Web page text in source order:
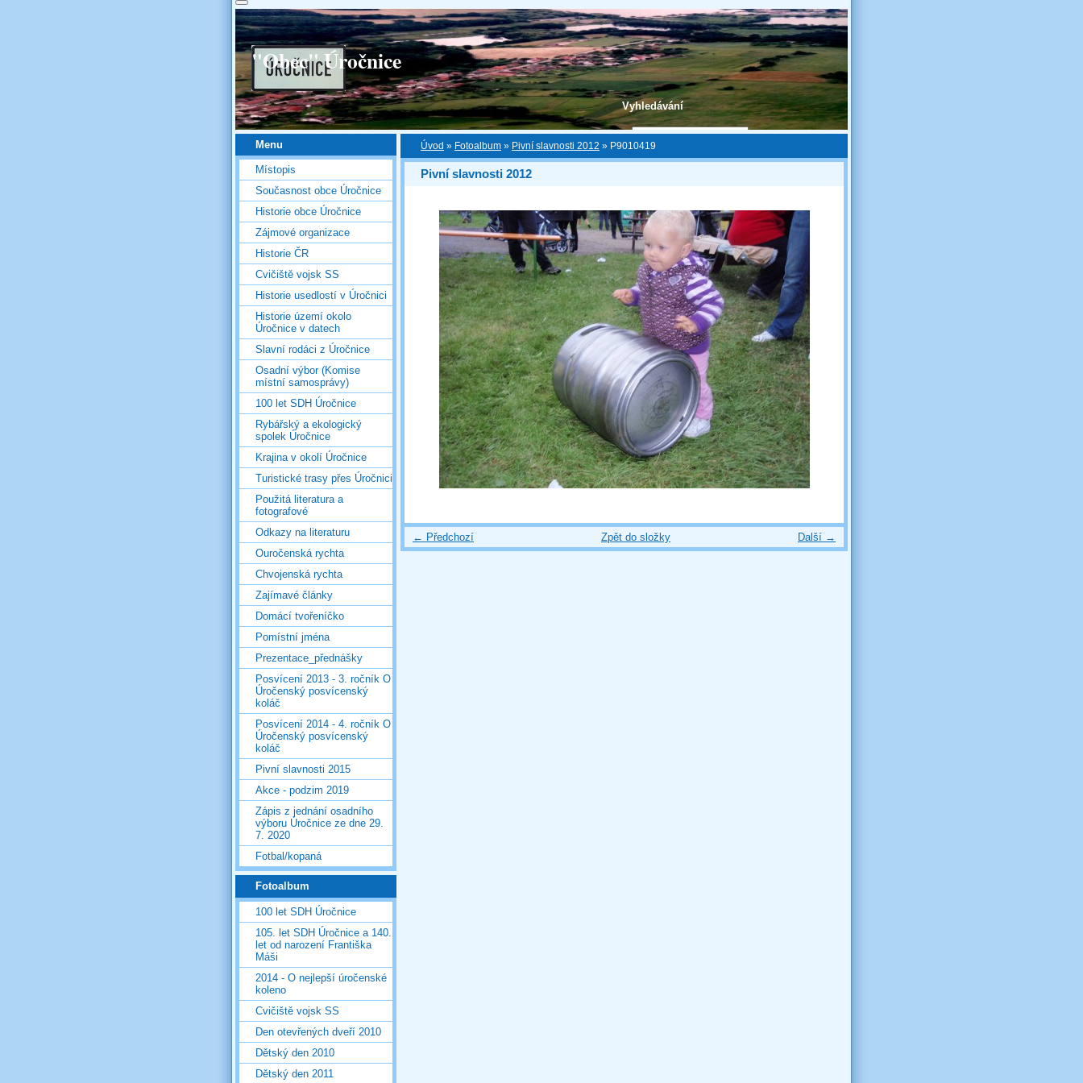
Vyhledávání
"Obec" Úročnice
Úvod » Fotoalbum » Pivní slavnosti 2012 » P9010419
Pivní slavnosti 2012
← Předchozí Další →
Zpět do složky
Menu
Místopis
Současnost obce Úročnice
Historie obce Úročnice
Zájmové organizace
Historie ČR
Cvičiště vojsk SS
Historie usedlostí v Úročnici
Historie území okolo
Úročnice v datech
Slavní rodáci z Úročnice
Osadní výbor (Komise
místní samosprávy)
100 let SDH Úročnice
Rybářský a ekologický
spolek Úročnice
Krajina v okolí Úročnice
Turistické trasy přes Úročnici
Použitá literatura a
fotografové
Odkazy na literaturu
Ouročenská rychta
Chvojenská rychta
Zajímavé články
Domácí tvořeníčko
Pomístní jména
Prezentace_přednášky
Posvícení 2013 - 3. ročník O
Úročenský posvícenský
koláč
Posvícení 2014 - 4. ročník O
Úročenský posvícenský
koláč
Pivní slavnosti 2015
Akce - podzim 2019
Zápis z jednání osadního
výboru Úročnice ze dne 29.
7. 2020
Fotbal/kopaná
Fotoalbum
100 let SDH Úročnice
105. let SDH Úročnice a 140.
let od narození Františka
Máši
2014 - O nejlepší úročenské
koleno
Cvičiště vojsk SS
Den otevřených dveří 2010
Dětský den 2010
Dětský den 2011